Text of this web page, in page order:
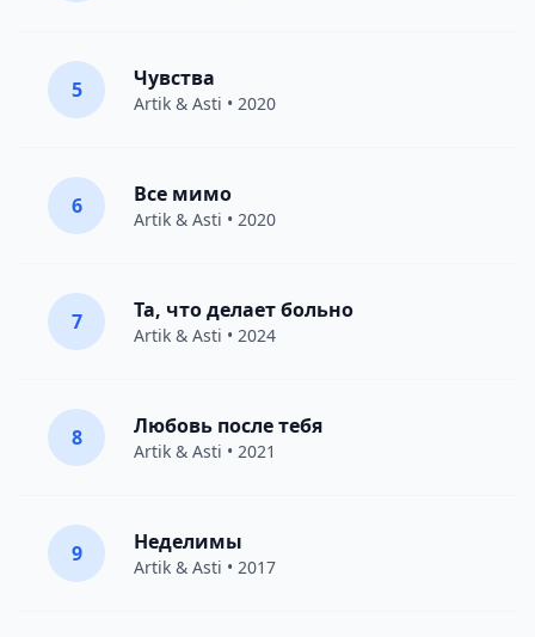
5 Чувства
Artik & Asti • 2020
6 Все мимо
Artik & Asti • 2020
7 Та, что делает больно
Artik & Asti • 2024
8 Любовь после тебя
Artik & Asti • 2021
9 Неделимы
Artik & Asti • 2017